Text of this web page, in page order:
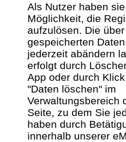
Als Nutzer haben
Möglichkeit, die
aufzulösen. Die
gespeicherten
jederzeit abändern
erfolgt durch
App oder durch
"Daten löschen" im
Verwaltungsbereich
Seite, zu dem Sie
haben durch
innerhalb unserer